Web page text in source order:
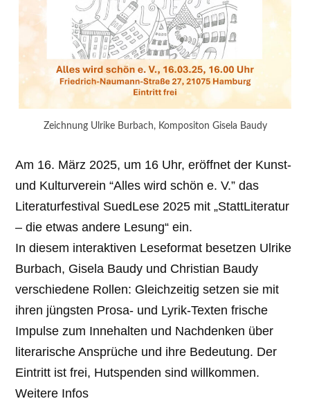
Zeichnung Ulrike Burbach, Kompositon Gisela Baudy
Am 16. März 2025, um 16 Uhr, eröffnet der Kunst-
und Kulturverein “Alles wird schön e. V.” das
Literaturfestival SuedLese 2025 mit „StattLiteratur
– die etwas andere Lesung“ ein.
In diesem interaktiven Leseformat besetzen Ulrike
Burbach, Gisela Baudy und Christian Baudy
verschiedene Rollen: Gleichzeitig setzen sie mit
ihren jüngsten Prosa- und Lyrik-Texten frische
Impulse zum Innehalten und Nachdenken über
literarische Ansprüche und ihre Bedeutung. Der
Eintritt ist frei, Hutspenden sind willkommen.
Weitere Infos